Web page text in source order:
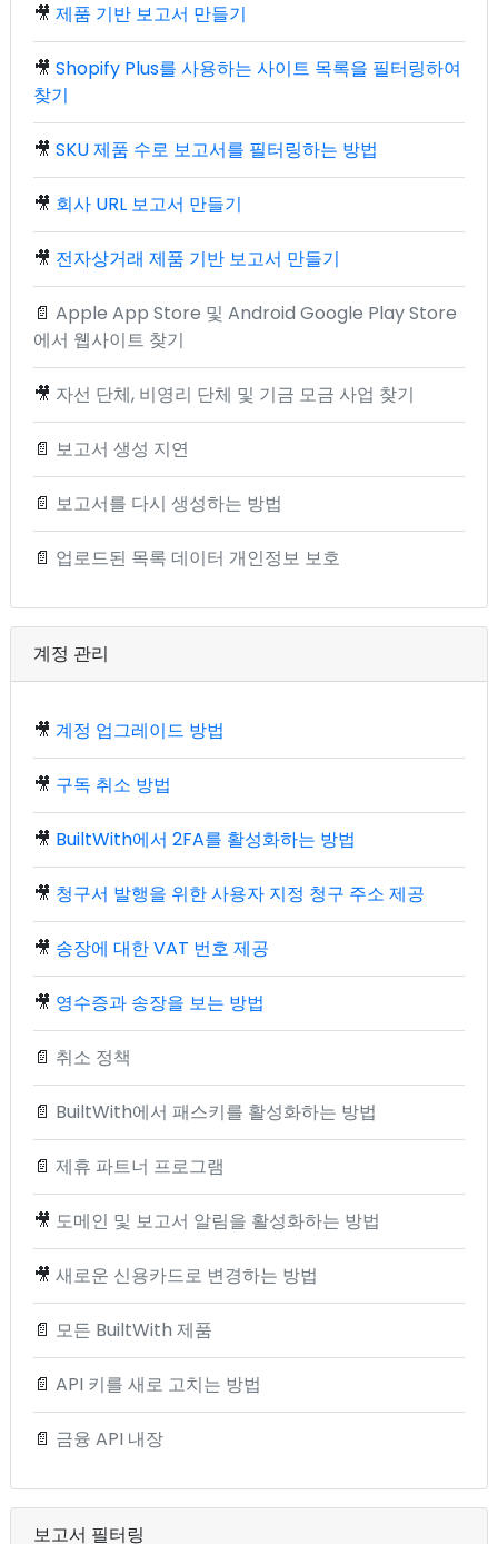
🎥 제품 기반 보고서 만들기
🎥 Shopify Plus를 사용하는 사이트 목록을 필터링하여
찾기
🎥 SKU 제품 수로 보고서를 필터링하는 방법
🎥 회사 URL 보고서 만들기
🎥 전자상거래 제품 기반 보고서 만들기
📄 Apple App Store 및 Android Google Play Store
에서 웹사이트 찾기
🎥 자선 단체, 비영리 단체 및 기금 모금 사업 찾기
📄 보고서 생성 지연
📄 보고서를 다시 생성하는 방법
📄 업로드된 목록 데이터 개인정보 보호
계정 관리
🎥 계정 업그레이드 방법
🎥 구독 취소 방법
🎥 BuiltWith에서 2FA를 활성화하는 방법
🎥 청구서 발행을 위한 사용자 지정 청구 주소 제공
🎥 송장에 대한 VAT 번호 제공
🎥 영수증과 송장을 보는 방법
📄 취소 정책
📄 BuiltWith에서 패스키를 활성화하는 방법
📄 제휴 파트너 프로그램
🎥 도메인 및 보고서 알림을 활성화하는 방법
🎥 새로운 신용카드로 변경하는 방법
📄 모든 BuiltWith 제품
📄 API 키를 새로 고치는 방법
📄 금융 API 내장
보고서 필터링